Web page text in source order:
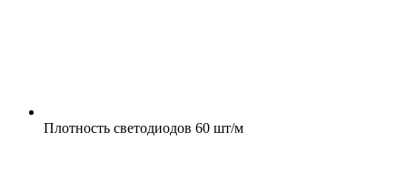
Плотность светодиодов 60 шт/м